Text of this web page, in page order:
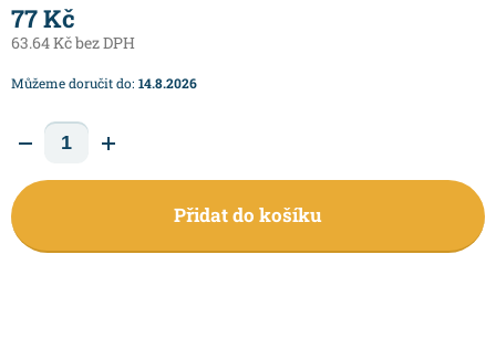
77 Kč
63.64 Kč bez DPH
Můžeme doručit do: 14.8.2026
Přidat do košíku